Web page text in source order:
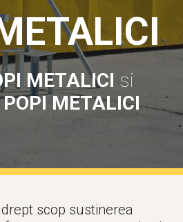
METALICI
METALICI
scop sustinerea